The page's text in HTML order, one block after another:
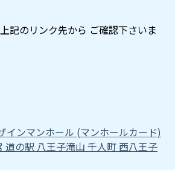
記のリンク先から ご確認下さいま
インマンホール (マンホールカード)
道の駅 八王子滝山 千人町 西八王子